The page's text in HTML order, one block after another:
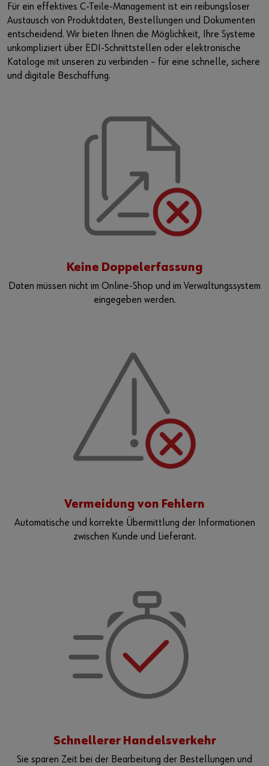
oder
Sie möchten sich im Online-Shop registrieren?
Verkauf nur an Gewerbetreibende
Jetzt Registrieren
Lieferantenintegration
Vor Ort einkaufen
Referenzen
Arbeitsplatzsysteme
Fahrzeugeinrichtung
Sonder- und Zeichnungsteile
Schiffs- und Bootsbauindustrie
Luft- und Raumfahrt
Küchen- und Möbelindustrie
Nachhaltigkeit
Events & Messen
Engagement
Für ein effektives C-Teile-Management ist ein reibungsloser
Austausch von Produktdaten, Bestellungen und Dokumenten
entscheidend. Wir bieten Ihnen die Möglichkeit, Ihre Systeme
unkompliziert über EDI-Schnittstellen oder elektronische
Kataloge mit unseren zu verbinden – für eine schnelle, sichere
und digitale Beschaffung.
Keine Doppelerfassung
Daten müssen nicht im Online-Shop und im Verwaltungssystem
eingegeben werden.
Vermeidung von Fehlern
Automatische und korrekte Übermittlung der Informationen
zwischen Kunde und Lieferant.
Schnellerer Handelsverkehr
Sie sparen Zeit bei der Bearbeitung der Bestellungen und